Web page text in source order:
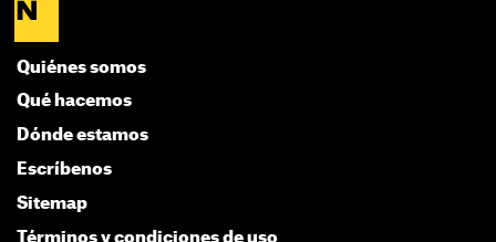
Quiénes somos
Qué hacemos
Dónde estamos
Escríbenos
Sitemap
Términos y condiciones de uso